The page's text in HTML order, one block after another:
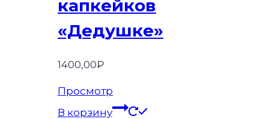
капкейков
«Дедушке»
1400,00₽
Просмотр
В корзину